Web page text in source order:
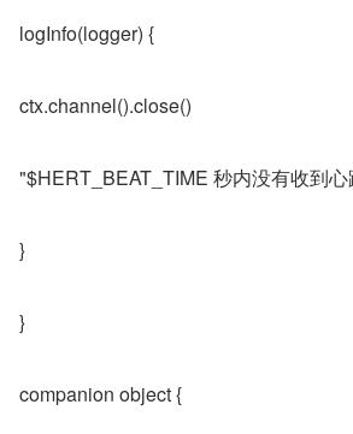
logInfo(logger) {
ctx.channel().close()
"$HERT_BEAT_TIME 秒内没有收到
}
}
companion object {